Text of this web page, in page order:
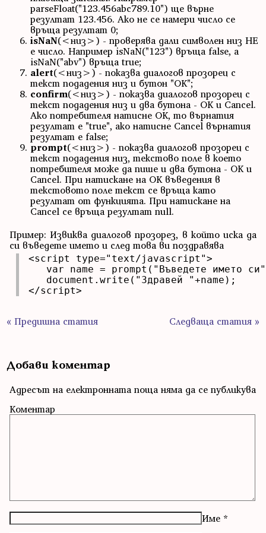
parseFloat("123.456abc789.10") ще върне
резултат 123.456. Ако не се намери число се
връща резултат 0;
isNaN(<низ>) - проверява дали символен низ НЕ
е число. Например isNaN("123") връща false, а
isNaN("abv") връща true;
alert(<низ>) - показва диалогов прозорец с
текст подадения низ и бутон "OK";
confirm(<низ>) - показва диалогов прозорец с
текст подадения низ и два бутона - OK и Cancel.
Ако потребителя натисне OK, то върнатия
резултат е "true", ако натисне Cancel върнатия
резултат е false;
prompt(<низ>) - показва диалогов прозорец с
текст подадения низ, текстово поле в което
потребителя може да пише и два бутона - OK и
Cancel. При натискане на OK въведения в
текстовото поле текст се връща като
резултат от функцията. При натискане на
Cancel се връща резултат null.
Пример: Извиква диалогов прозорез, в който иска да
си въведете името и след това ви поздравява
<script type="text/javascript">
var name = prompt("Въведете името
   document.write("Здравей "+name);
</script>
« Предишна статия Следваща статия »
Добави коментар
Адресът на електронната поща няма да се публикува
Коментар
Име *